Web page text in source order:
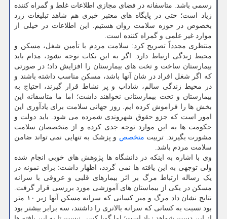
رسمی باشد. متاسفانه در فضای مجازی اطلاعات غلط و گمراه کننده
زیاد است؛ حتی در پایگاه های معتبر خبری هم شاهد تبلیغات زرد
بخصوص در حوزه سلامت روان هستیم. این اطلاعات در خیلی از
موارد غیر علمی و گمراه کننده است.
منتظری مجدداً تصریح کرد: سلامت مردم با تأمین شغل، مسکن و
محیط زندگی ارتباط دارد. اگر به این نکات توجه نشود، مدام باید
بیمارستان ساخت و تخت های بیمارستان را افزایش داد؛ در صورتی
که اگر شغل افراد در شان آنها باشد، مسکن مناسب داشته باشند و
در محیط زندگی سالم، شاداب و پر نشاط قرار گیرند، احتیاج به
بیمارستان و تخت بیمارستانی نخواهند داشت؛ اما ما متاسفانه این
بخش ها را فراموش کرده ایم. روز جهانی سلامت برای یادآوری این
امور است که جزو حقوق شهروندی شمرده می شود. باید دولت و
حکومت ها به این موارد توجه جدی کرده و از متخصصان سلامت
مشورت بگیرند. تربیت متخصص و پزشک به تنهایی نمی تواند ضامن
سلامت مردم باشد.
وی با اشاره به اینکه در دانشگاه ها پژوهش های خوبی انجام شده
ولی توجهی به این یافته ها نمی گردد، اظهار داشت: برای نمونه در
یک رساله ارتباط مرگ بر اثر بیمارهای قلبی و عروقی با سرانه
مسکن در یکی از بیماستان های آموزشی مورد بررسی قرار گرفت.
نتایج نشان داد مرگ و میر کسانی که سرانه مسکن آنها زیر ۱۰ متر
بود نسبت به کسانی که سرانه بالاتری را داشتند، سه برابر بیشتر بود